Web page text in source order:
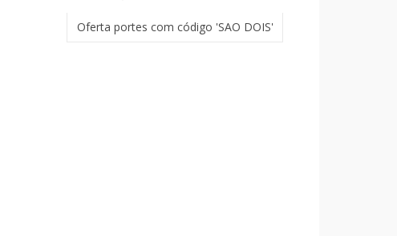
Oferta portes com código 'SAO DOIS'